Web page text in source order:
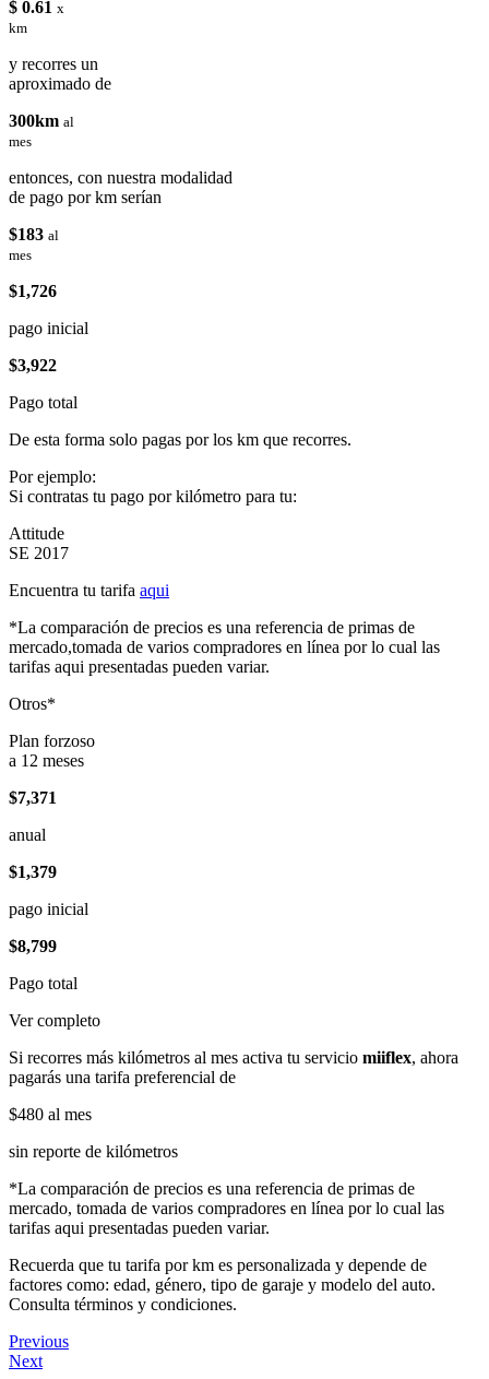
$ 0.61 x
km
y recorres un
aproximado de
300km al
mes
entonces, con nuestra modalidad
de pago por km serían
$183 al
mes
$1,726
pago inicial
$3,922
Pago total
De esta forma solo pagas por los km que recorres.
Por ejemplo:
Si contratas tu pago por kilómetro para tu:
Attitude
SE 2017
Encuentra tu tarifa aqui
*La comparación de precios es una referencia de primas de
mercado,tomada de varios compradores en línea por lo cual las
tarifas aqui presentadas pueden variar.
Otros*
Plan forzoso
a 12 meses
$7,371
anual
$1,379
pago inicial
$8,799
Pago total
Ver completo
Si recorres más kilómetros al mes activa tu servicio miiflex, ahora
pagarás una tarifa preferencial de
$480 al mes
sin reporte de kilómetros
*La comparación de precios es una referencia de primas de
mercado, tomada de varios compradores en línea por lo cual las
tarifas aqui presentadas pueden variar.
Recuerda que tu tarifa por km es personalizada y depende de
factores como: edad, género, tipo de garaje y modelo del auto.
Consulta términos y condiciones.
Previous
Next